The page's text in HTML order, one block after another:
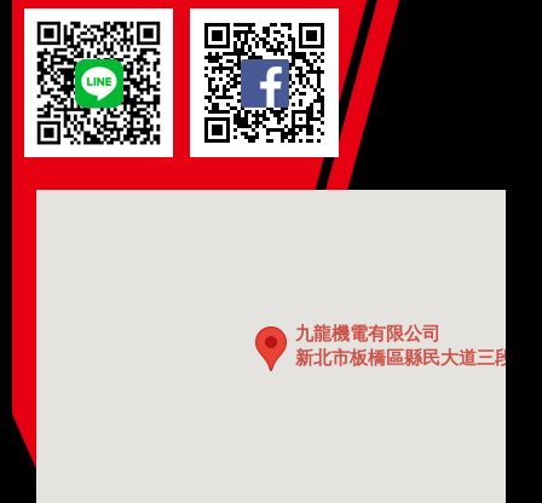
新北市板橋區縣民大道三段60
九龍機電有限公司